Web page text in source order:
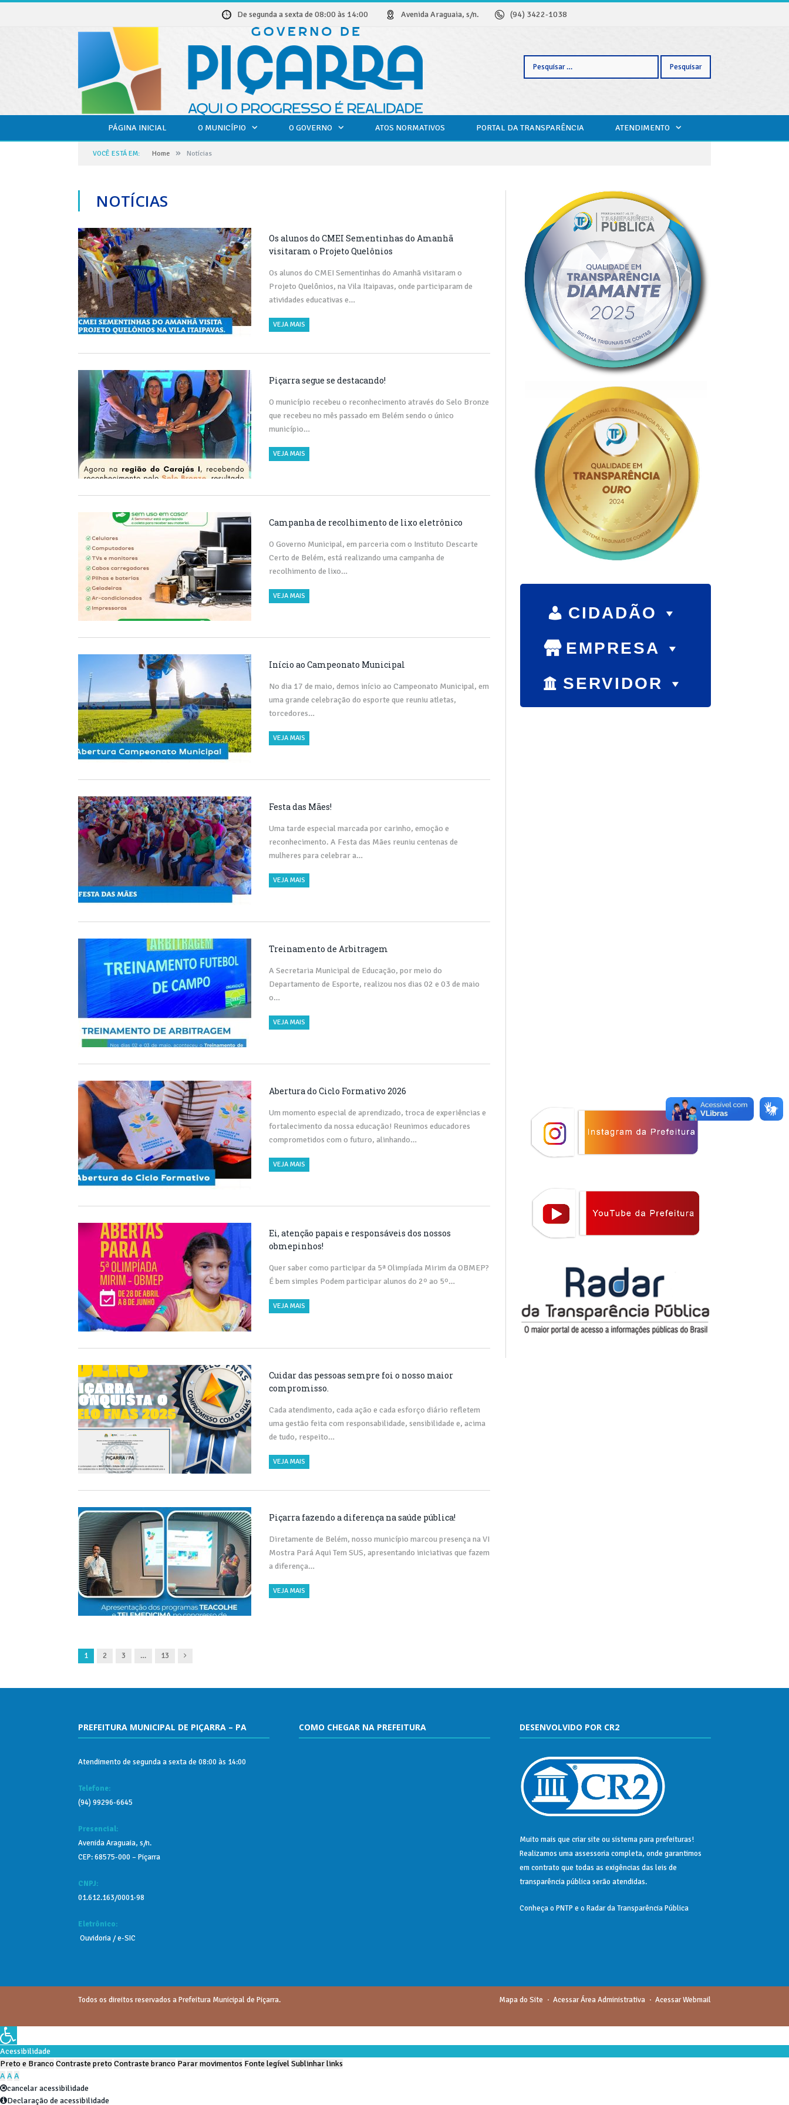
De segunda a sexta de 08:00 às 14:00 Avenida Araguaia, s/n. (94) 3422-1038
Pesquisar
PÁGINA INICIAL O MUNICÍPIO O GOVERNO ATOS NORMATIVOS PORTAL DA TRANSPARÊNCIA ATENDIMENTO
VOCÊ ESTÁ EM: Home » Notícias
NOTÍCIAS
Os alunos do CMEI Sementinhas do Amanhã
visitaram o Projeto Quelônios
Os alunos do CMEI Sementinhas do Amanhã visitaram o
Projeto Quelônios, na Vila Itaipavas, onde participaram de
atividades educativas e…
VEJA MAIS
Piçarra segue se destacando!
O município recebeu o reconhecimento através do Selo Bronze
que recebeu no mês passado em Belém sendo o único
município…
VEJA MAIS
Campanha de recolhimento de lixo eletrônico
O Governo Municipal, em parceria com o Instituto Descarte
Certo de Belém, está realizando uma campanha de
recolhimento de lixo…
VEJA MAIS
Início ao Campeonato Municipal
No dia 17 de maio, demos início ao Campeonato Municipal, em
uma grande celebração do esporte que reuniu atletas,
torcedores…
VEJA MAIS
Festa das Mães!
Uma tarde especial marcada por carinho, emoção e
reconhecimento. A Festa das Mães reuniu centenas de
mulheres para celebrar a…
VEJA MAIS
Treinamento de Arbitragem
A Secretaria Municipal de Educação, por meio do
Departamento de Esporte, realizou nos dias 02 e 03 de maio
o…
VEJA MAIS
Abertura do Ciclo Formativo 2026
Um momento especial de aprendizado, troca de experiências e
fortalecimento da nossa educação! Reunimos educadores
comprometidos com o futuro, alinhando…
VEJA MAIS
Ei, atenção papais e responsáveis dos nossos
obmepinhos!
Quer saber como participar da 5ª Olimpíada Mirim da OBMEP?
É bem simples Podem participar alunos do 2º ao 5º…
VEJA MAIS
Cuidar das pessoas sempre foi o nosso maior
compromisso.
Cada atendimento, cada ação e cada esforço diário refletem
uma gestão feita com responsabilidade, sensibilidade e, acima
de tudo, respeito…
VEJA MAIS
Piçarra fazendo a diferença na saúde pública!
Diretamente de Belém, nosso município marcou presença na VI
Mostra Pará Aqui Tem SUS, apresentando iniciativas que fazem
a diferença…
VEJA MAIS
1 2 3 … 13 Next
CIDADÃO
EMPRESA
SERVIDOR
PREFEITURA MUNICIPAL DE PIÇARRA – PA
Atendimento de segunda a sexta de 08:00 às 14:00
Telefone:
(94) 99296-6645
Presencial:
Avenida Araguaia, s/n.
CEP: 68575-000 – Piçarra
CNPJ:
01.612.163/0001-98
Eletrônico:
Ouvidoria / e-SIC
COMO CHEGAR NA PREFEITURA DESENVOLVIDO POR CR2
Muito mais que criar site ousistema para prefeituras!
Realizamos umaassessoriacompleta, onde garantimos
em contrato que todas as exigências das leis de
transparência públicaserão atendidas.
Conheça o PNTP e o Radar da Transparência Pública
Todos os direitos reservados a Prefeitura Municipal de Piçarra. Mapa do Site Acessar Área Administrativa Acessar Webmail
Acessibilidade
Preto e BrancoContraste pretoContraste branco Parar movimentos Fonte legívelSublinhar links
AAA
cancelar acessibilidade
Declaração de acessibilidade